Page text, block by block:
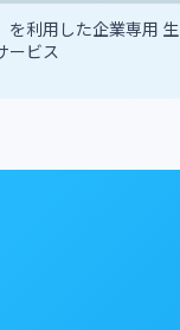
を利用した企業専用 生
ービス